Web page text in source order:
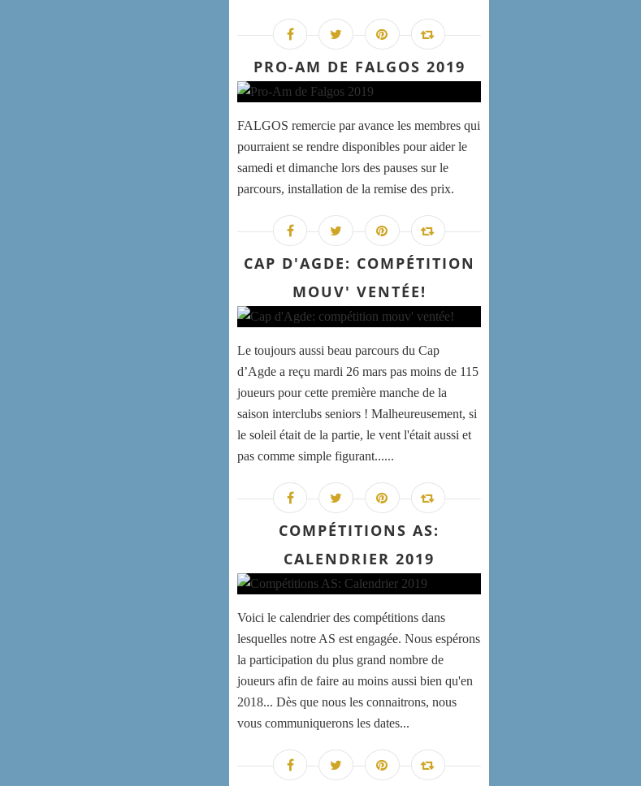
PRO-AM DE FALGOS 2019
FALGOS remercie par avance les membres qui
pourraient se rendre disponibles pour aider le
samedi et dimanche lors des pauses sur le
parcours, installation de la remise des prix.
CAP D'AGDE: COMPÉTITION
MOUV' VENTÉE!
Le toujours aussi beau parcours du Cap
d’Agde a reçu mardi 26 mars pas moins de 115
joueurs pour cette première manche de la
saison interclubs seniors ! Malheureusement, si
le soleil était de la partie, le vent l'était aussi et
pas comme simple figurant......
COMPÉTITIONS AS:
CALENDRIER 2019
Voici le calendrier des compétitions dans
lesquelles notre AS est engagée. Nous espérons
la participation du plus grand nombre de
joueurs afin de faire au moins aussi bien qu'en
2018... Dès que nous les connaitrons, nous
vous communiquerons les dates...